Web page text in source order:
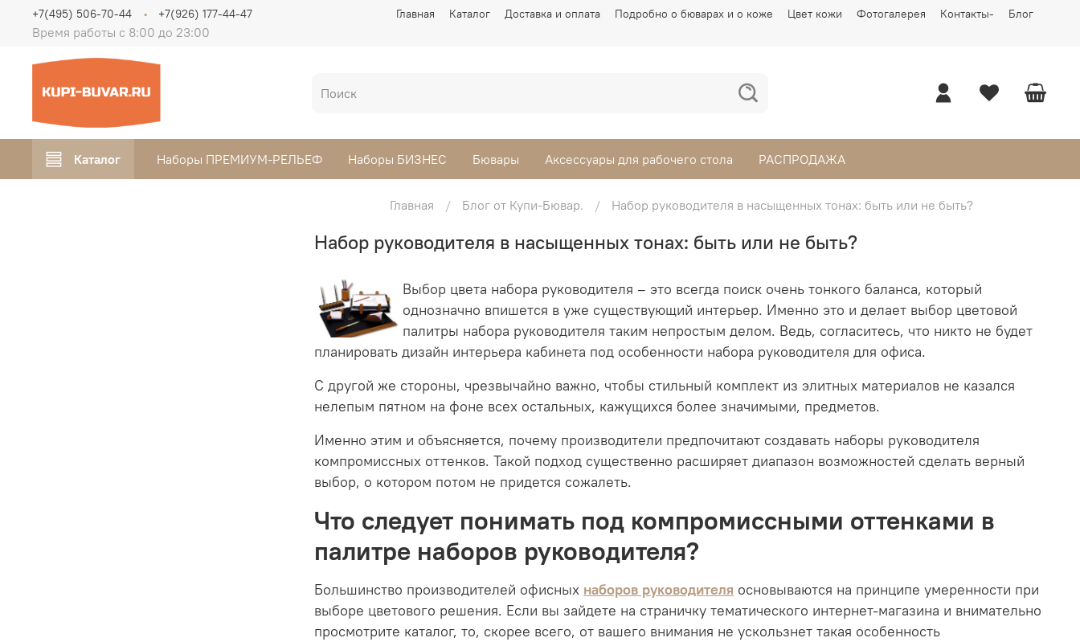
Главная Каталог Доставка и оплата Подробно о бюварах и о коже Цвет кожи Фотогалерея Контакты- Блог
Время работы с 8:00 до 23:00
+7(495) 506-70-44 +7(926) 177-44-47
Каталог Наборы ПРЕМИУМ-РЕЛЬЕФ Наборы БИЗНЕС Бювары Аксессуары для рабочего стола РАСПРОДАЖА
Главная Блог от Купи-Бювар. Набор руководителя в насыщенных тонах: быть или не быть?
Набор руководителя в насыщенных тонах: быть или не быть?
Выбор цвета набора руководителя – это всегда поиск очень тонкого баланса, который
однозначно впишется в уже существующий интерьер. Именно это и делает выбор цветовой
палитры набора руководителя таким непростым делом. Ведь, согласитесь, что никто не будет
планировать дизайн интерьера кабинета под особенности набора руководителя для офиса.
С другой же стороны, чрезвычайно важно, чтобы стильный комплект из элитных материалов не казался
нелепым пятном на фоне всех остальных, кажущихся более значимыми, предметов.
Именно этим и объясняется, почему производители предпочитают создавать наборы руководителя
компромиссных оттенков. Такой подход существенно расширяет диапазон возможностей сделать верный
выбор, о котором потом не придется сожалеть.
Что следует понимать под компромиссными оттенками в
палитре наборов руководителя?
Большинство производителей офисных наборов руководителя основываются на принципе умеренности при
выборе цветового решения. Если вы зайдете на страничку тематического интернет-магазина и внимательно
просмотрите каталог, то, скорее всего, от вашего внимания не ускользнет такая особенность